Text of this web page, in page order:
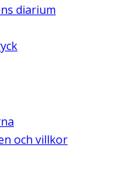
diarium
och villkor